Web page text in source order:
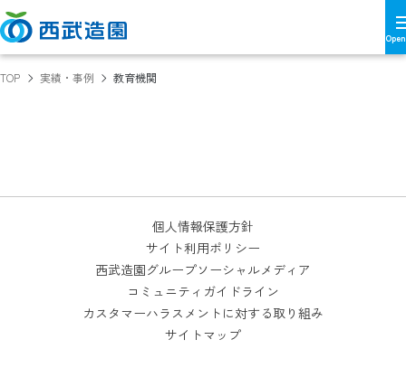
TOP 実績・事例 教育機関
個人情報保護方針
サイト利用ポリシー
西武造園グループソーシャルメディア
コミュニティガイドライン
カスタマーハラスメントに対する取り組み
サイトマップ